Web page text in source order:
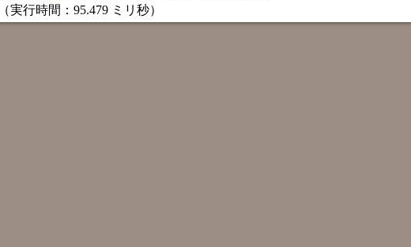
（実行時間：95.479 ミリ秒）